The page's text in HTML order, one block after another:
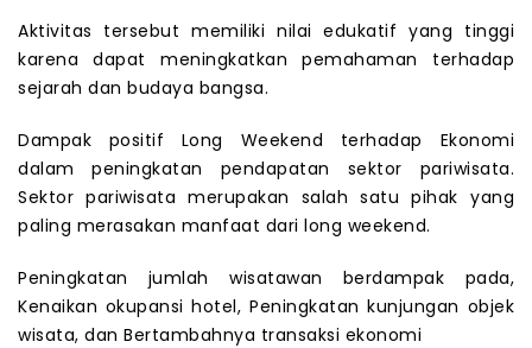
Aktivitas tersebut memiliki nilai edukatif yang tinggi
karena dapat meningkatkan pemahaman terhadap
sejarah dan budaya bangsa.
Dampak positif Long Weekend terhadap Ekonomi
dalam peningkatan pendapatan sektor pariwisata.
Sektor pariwisata merupakan salah satu pihak yang
paling merasakan manfaat dari long weekend.
Peningkatan jumlah wisatawan berdampak pada,
Kenaikan okupansi hotel, Peningkatan kunjungan objek
wisata, dan Bertambahnya transaksi ekonomi